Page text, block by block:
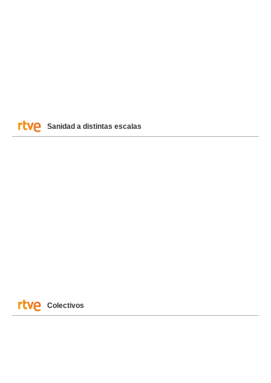
Sanidad a distintas escalas
Colectivos